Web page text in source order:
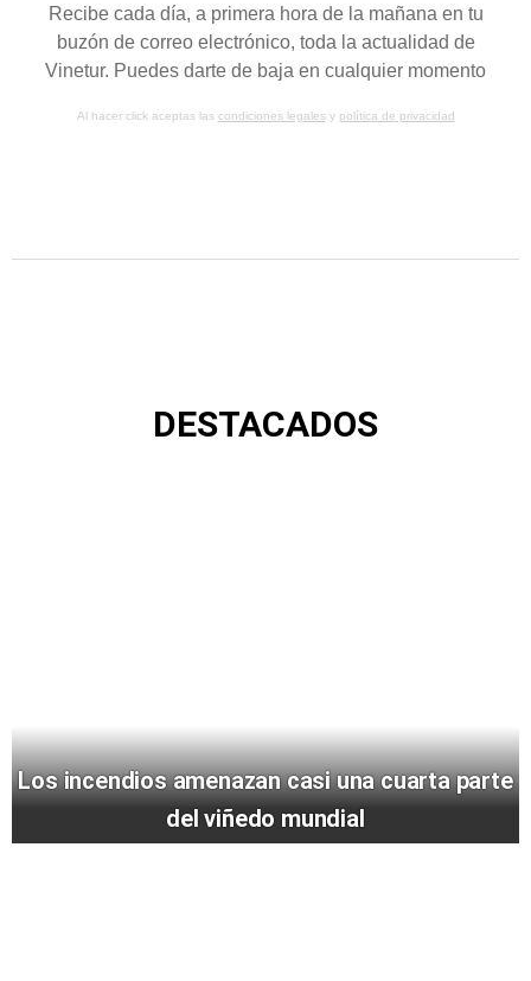
Recibe cada día, a primera hora de la mañana en tu
buzón de correo electrónico, toda la actualidad de
Vinetur. Puedes darte de baja en cualquier momento
Al hacer click aceptas las condiciones legalesy política de privacidad
DESTACADOS
Los incendios amenazan casi una cuarta parte
del viñedo mundial